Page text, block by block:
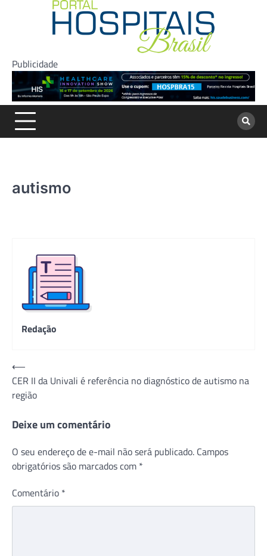
Publicidade
autismo
Redação
Navegação
de
Post
⟵
CER II da Univali é referência no diagnóstico de autismo na
região
Deixe um comentário
O seu endereço de e-mail não será publicado. Campos
obrigatórios são marcados com *
Comentário *